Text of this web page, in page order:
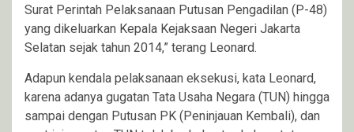
Surat Perintah Pelaksanaan Putusan Pengadilan (P-48)
yang dikeluarkan Kepala Kejaksaan Negeri Jakarta
Selatan sejak tahun 2014,” terang Leonard.
Adapun kendala pelaksanaan eksekusi, kata Leonard,
karena adanya gugatan Tata Usaha Negara (TUN) hingga
sampai dengan Putusan PK (Peninjauan Kembali), dan